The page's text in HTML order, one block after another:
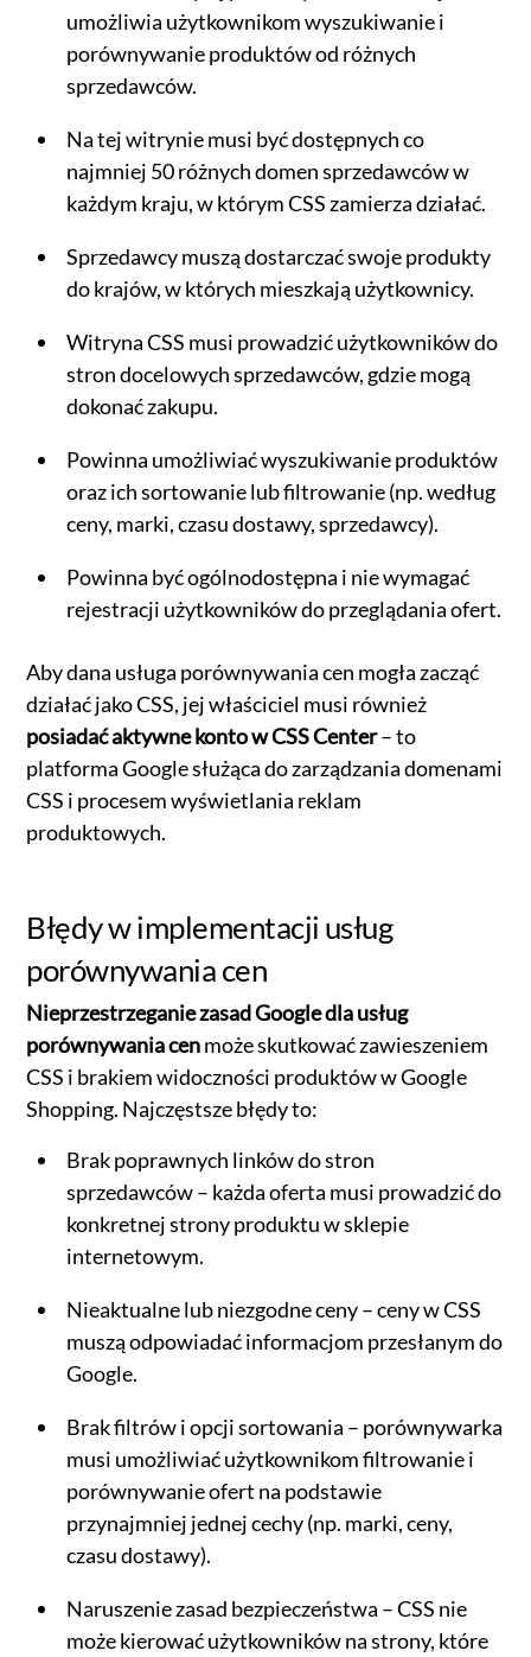
umożliwia użytkownikom wyszukiwanie i
porównywanie produktów od różnych
sprzedawców.
Na tej witrynie musi być dostępnych co
najmniej 50 różnych domen sprzedawców w
każdym kraju, w którym CSS zamierza działać.
Sprzedawcy muszą dostarczać swoje produkty
do krajów, w których mieszkają użytkownicy.
Witryna CSS musi prowadzić użytkowników do
stron docelowych sprzedawców, gdzie mogą
dokonać zakupu.
Powinna umożliwiać wyszukiwanie produktów
oraz ich sortowanie lub filtrowanie (np. według
ceny, marki, czasu dostawy, sprzedawcy).
Powinna być ogólnodostępna i nie wymagać
rejestracji użytkowników do przeglądania ofert.
Aby dana usługa porównywania cen mogła zacząć
działać jako CSS, jej właściciel musi również
posiadać aktywne konto w CSS Center– to
platforma Google służąca do zarządzania domenami
CSS i procesem wyświetlania reklam
produktowych.
Błędy w implementacji usług
porównywania cen
Nieprzestrzeganie zasad Google dla usług
porównywania cenmoże skutkować zawieszeniem
CSS i brakiem widoczności produktów w Google
Shopping. Najczęstsze błędy to:
Brak poprawnych linków do stron
sprzedawców – każda oferta musi prowadzić do
konkretnej strony produktu w sklepie
internetowym.
Nieaktualne lub niezgodne ceny – ceny w CSS
muszą odpowiadać informacjom przesłanym do
Google.
Brak filtrów i opcji sortowania – porównywarka
musi umożliwiać użytkownikom filtrowanie i
porównywanie ofert na podstawie
przynajmniej jednej cechy (np. marki, ceny,
czasu dostawy).
Naruszenie zasad bezpieczeństwa – CSS nie
może kierować użytkowników na strony, które